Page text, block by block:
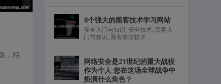
，相
8个强大的黑客技术学习网站
安全入门与知识, 安全技术, 黑客入
门与知识, 黑客攻防技术
网络安全是21世纪的重大战役
作为个人 您在这场全球战争中
扮演什么角色？